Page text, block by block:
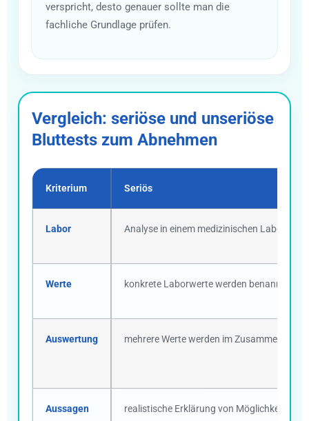
verspricht, desto genauer sollte man die
fachliche Grundlage prüfen.
Vergleich: seriöse und unseriöse
Bluttests zum Abnehmen
Kriterium Seriös
Labor Analyse in einem medizinischen Labor
Werte konkrete Laborwerte werden benannt
Auswertung mehrere Werte werden im
Aussagen realistische Erklärung von Möglichkeiten